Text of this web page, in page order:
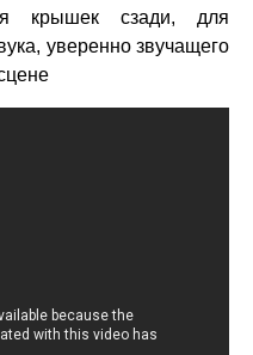
крышек сзади, для
уверенно звучащего